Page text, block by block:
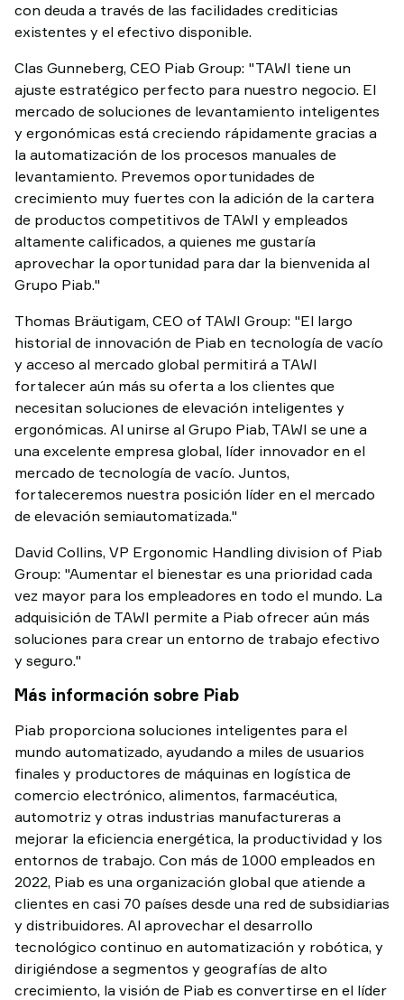
con deuda a través de las facilidades crediticias
existentes y el efectivo disponible.
Clas Gunneberg, CEO Piab Group: "TAWI tiene un
ajuste estratégico perfecto para nuestro negocio. El
mercado de soluciones de levantamiento inteligentes
y ergonómicas está creciendo rápidamente gracias a
la automatización de los procesos manuales de
levantamiento. Prevemos oportunidades de
crecimiento muy fuertes con la adición de la cartera
de productos competitivos de TAWI y empleados
altamente calificados, a quienes me gustaría
aprovechar la oportunidad para dar la bienvenida al
Grupo Piab."
Thomas Bräutigam, CEO of TAWI Group: "El largo
historial de innovación de Piab en tecnología de vacío
y acceso al mercado global permitirá a TAWI
fortalecer aún más su oferta a los clientes que
necesitan soluciones de elevación inteligentes y
ergonómicas. Al unirse al Grupo Piab, TAWI se une a
una excelente empresa global, líder innovador en el
mercado de tecnología de vacío. Juntos,
fortaleceremos nuestra posición líder en el mercado
de elevación semiautomatizada."
David Collins, VP Ergonomic Handling division of Piab
Group: "Aumentar el bienestar es una prioridad cada
vez mayor para los empleadores en todo el mundo. La
adquisición de TAWI permite a Piab ofrecer aún más
soluciones para crear un entorno de trabajo efectivo
y seguro."
Más información sobre Piab
Piab proporciona soluciones inteligentes para el
mundo automatizado, ayudando a miles de usuarios
finales y productores de máquinas en logística de
comercio electrónico, alimentos, farmacéutica,
automotriz y otras industrias manufactureras a
mejorar la eficiencia energética, la productividad y los
entornos de trabajo. Con más de 1000 empleados en
2022, Piab es una organización global que atiende a
clientes en casi 70 países desde una red de subsidiarias
y distribuidores. Al aprovechar el desarrollo
tecnológico continuo en automatización y robótica, y
dirigiéndose a segmentos y geografías de alto
crecimiento, la visión de Piab es convertirse en el líder